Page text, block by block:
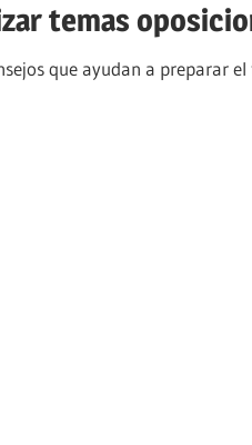
temas
que ayudan a preparar